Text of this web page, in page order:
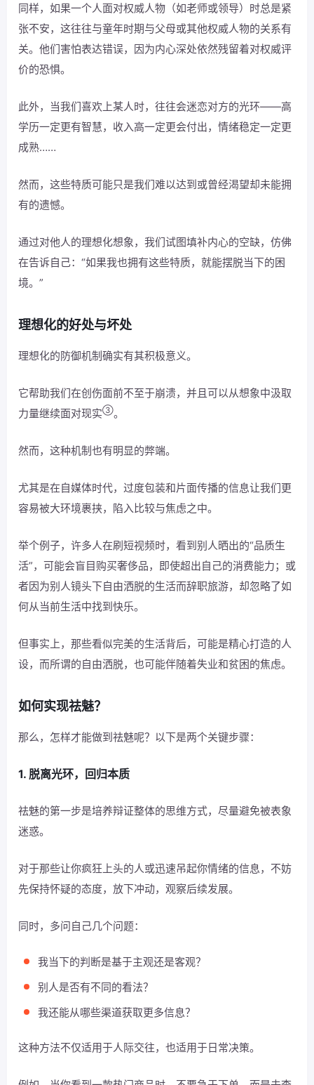
同样，如果一个人面对权威人物（如老师或领导）时总是紧
张不安，这往往与童年时期与父母或其他权威人物的关系有
关。他们害怕表达错误，因为内心深处依然残留着对权威评
价的恐惧。
此外，当我们喜欢上某人时，往往会迷恋对方的光环——高
学历一定更有智慧，收入高一定更会付出，情绪稳定一定更
成熟……
然而，这些特质可能只是我们难以达到或曾经渴望却未能拥
有的遗憾。
通过对他人的理想化想象，我们试图填补内心的空缺，仿佛
在告诉自己：“如果我也拥有这些特质，就能摆脱当下的困
境。”
理想化的好处与坏处
理想化的防御机制确实有其积极意义。
它帮助我们在创伤面前不至于崩溃，并且可以从想象中汲取
力量继续面对现实③。
然而，这种机制也有明显的弊端。
尤其是在自媒体时代，过度包装和片面传播的信息让我们更
容易被大环境裹挟，陷入比较与焦虑之中。
举个例子，许多人在刷短视频时，看到别人晒出的“品质生
活”，可能会盲目购买奢侈品，即使超出自己的消费能力；或
者因为别人镜头下自由洒脱的生活而辞职旅游，却忽略了如
何从当前生活中找到快乐。
但事实上，那些看似完美的生活背后，可能是精心打造的人
设，而所谓的自由洒脱，也可能伴随着失业和贫困的焦虑。
如何实现祛魅？
那么，怎样才能做到祛魅呢？以下是两个关键步骤：
1. 脱离光环，回归本质
祛魅的第一步是培养辩证整体的思维方式，尽量避免被表象
迷惑。
对于那些让你疯狂上头的人或迅速吊起你情绪的信息，不妨
先保持怀疑的态度，放下冲动，观察后续发展。
同时，多问自己几个问题：
我当下的判断是基于主观还是客观？
别人是否有不同的看法？
我还能从哪些渠道获取更多信息？
这种方法不仅适用于人际交往，也适用于日常决策。